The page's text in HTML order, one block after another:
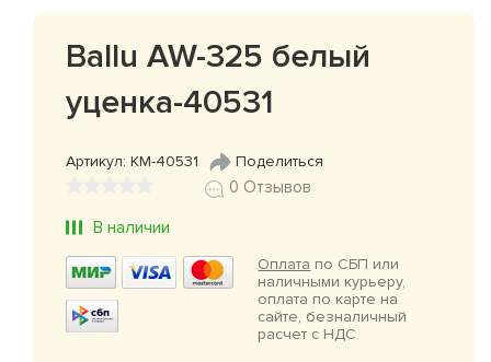
Ballu AW-325 белый
уценка-40531
Артикул: КМ-40531 Поделиться
0 Отзывов
В наличии
Оплата по СБП или
наличными курьеру,
оплата по карте на
сайте, безналичный
расчет с НДС.